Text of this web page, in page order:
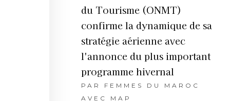
du Tourisme (ONMT)
confirme la dynamique de sa
stratégie aérienne avec
l'annonce du plus important
programme hivernal
PAR FEMMES DU MAROC
AVEC MAP